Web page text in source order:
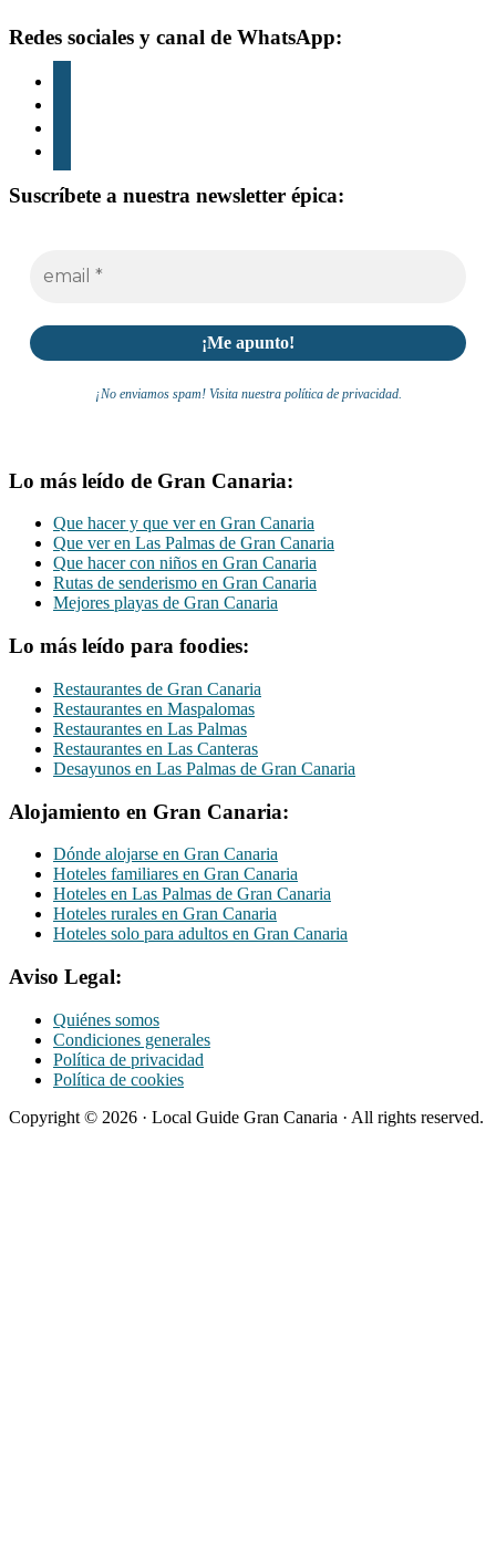
Footer
Redes sociales y canal de WhatsApp:
Suscríbete a nuestra newsletter épica:
¡No enviamos spam! Visita nuestra política de privacidad.
Lo más leído de Gran Canaria:
Que hacer y que ver en Gran Canaria
Que ver en Las Palmas de Gran Canaria
Que hacer con niños en Gran Canaria
Rutas de senderismo en Gran Canaria
Mejores playas de Gran Canaria
Lo más leído para foodies:
Restaurantes de Gran Canaria
Restaurantes en Maspalomas
Restaurantes en Las Palmas
Restaurantes en Las Canteras
Desayunos en Las Palmas de Gran Canaria
Alojamiento en Gran Canaria:
Dónde alojarse en Gran Canaria
Hoteles familiares en Gran Canaria
Hoteles en Las Palmas de Gran Canaria
Hoteles rurales en Gran Canaria
Hoteles solo para adultos en Gran Canaria
Aviso Legal:
Quiénes somos
Condiciones generales
Política de privacidad
Política de cookies
Copyright © 2026 · Local Guide Gran Canaria · All rights reserved.